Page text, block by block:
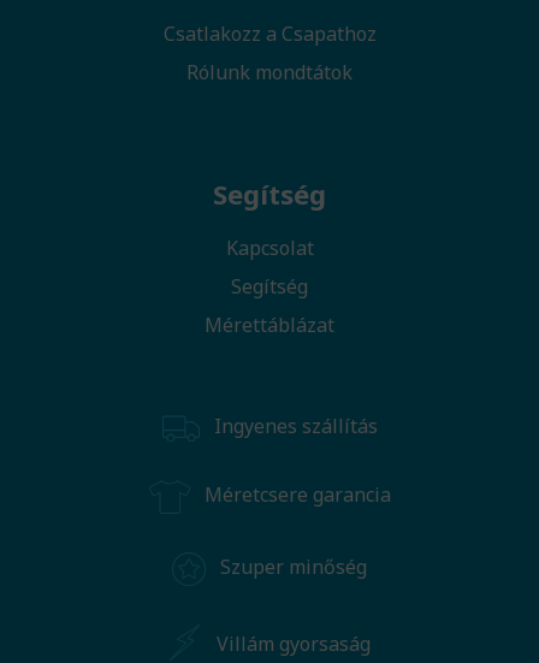
Csatlakozz a Csapathoz
Rólunk mondtátok
Segítség
Kapcsolat
Segítség
Mérettáblázat
Ingyenes szállítás
Méretcsere garancia
Szuper minőség
Villám gyorsaság